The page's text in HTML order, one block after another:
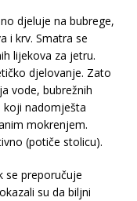
djeluje na bubrege,
i krv. Smatra se
lijekova za jetru.
djelovanje. Zato
vode, bubrežnih
koji nadomješta
mokrenjem.
(potiče stolicu).
se preporučuje
su da biljni